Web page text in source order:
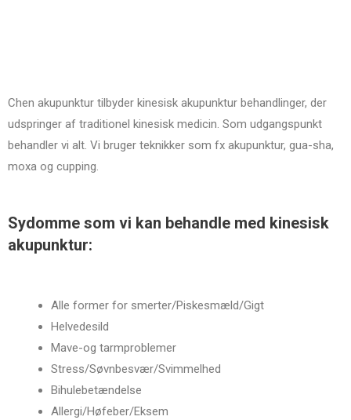
Chen akupunktur tilbyder kinesisk akupunktur behandlinger, der
udspringer af traditionel kinesisk medicin. Som udgangspunkt
behandler vi alt. Vi bruger teknikker som fx akupunktur, gua-sha,
moxa og cupping.
Sydomme som vi kan behandle med kinesisk
akupunktur:
Alle former for smerter/Piskesmæld/Gigt
Helvedesild
Mave-og tarmproblemer
Stress/Søvnbesvær/Svimmelhed
Bihulebetændelse
Allergi/Høfeber/Eksem